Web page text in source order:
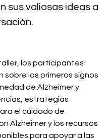
sus valiosas ideas a
los participantes
sobre los primeros signos
de Alzheimer y
estrategias
el cuidado de
Alzheimer y los recursos
para apoyar a las